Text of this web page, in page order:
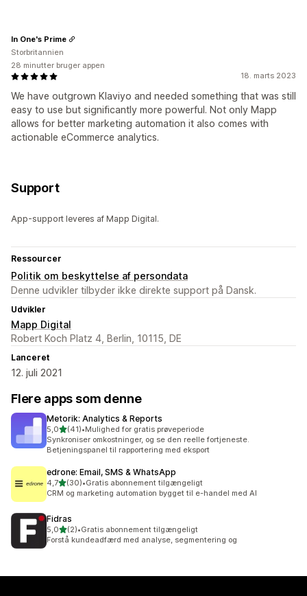
18. marts 2023
We have outgrown Klaviyo and needed something that was still
easy to use but significantly more powerful. Not only Mapp
allows for better marketing automation it also comes with
actionable eCommerce analytics.
In One's Prime
Storbritannien
28 minutter bruger appen
Support
App-support leveres af Mapp Digital.
Ressourcer
Politik om beskyttelse af persondata
Denne udvikler tilbyder ikke direkte support på Dansk.
Udvikler
Mapp Digital
Robert Koch Platz 4, Berlin, 10115, DE
Lanceret
12. juli 2021
Flere apps som denne
Metorik: Analytics & Reports
5,0ud af 5 stjerner
(41)
41 anmeldelser i alt
•Mulighed for gratis prøveperiode
Synkroniser omkostninger, og se den reelle fortjeneste.
Betjeningspanel til rapportering med eksport
edrone: Email, SMS & WhatsApp
4,7ud af 5 stjerner
(30)
30 anmeldelser i alt
•Gratis abonnement tilgængeligt
CRM og marketing automation bygget til e-handel med AI
Fidras
5,0ud af 5 stjerner
(2)
2 anmeldelser i alt
•Gratis abonnement tilgængeligt
Forstå kundeadfærd med analyse, segmentering og